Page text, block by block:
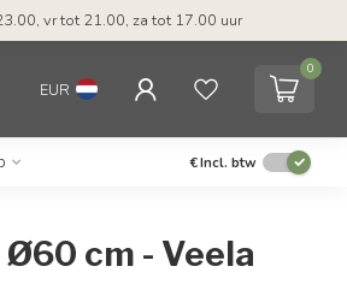
vr tot 21.00, za tot 17.00 uur
EUR
0
€Incl. btw
cm - Veela